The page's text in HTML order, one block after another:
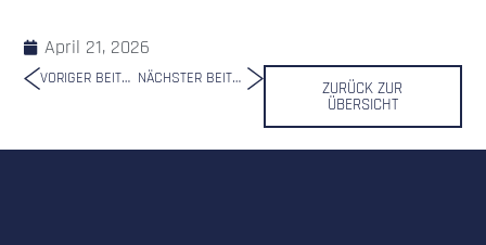
April 21, 2026
VORIGER BEITRAG NÄCHSTER BEITRAG ZURÜCK ZUR
ÜBERSICHT